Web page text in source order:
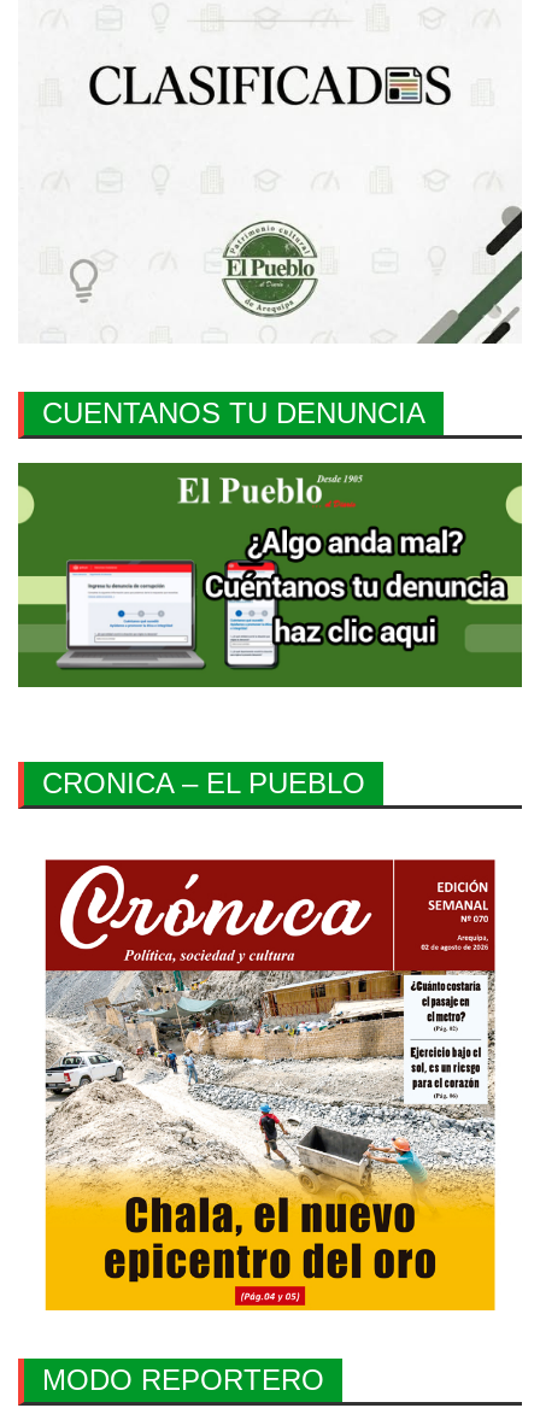
CUENTANOS TU DENUNCIA
CRONICA – EL PUEBLO
MODO REPORTERO